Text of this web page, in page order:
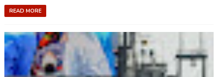
READ MORE